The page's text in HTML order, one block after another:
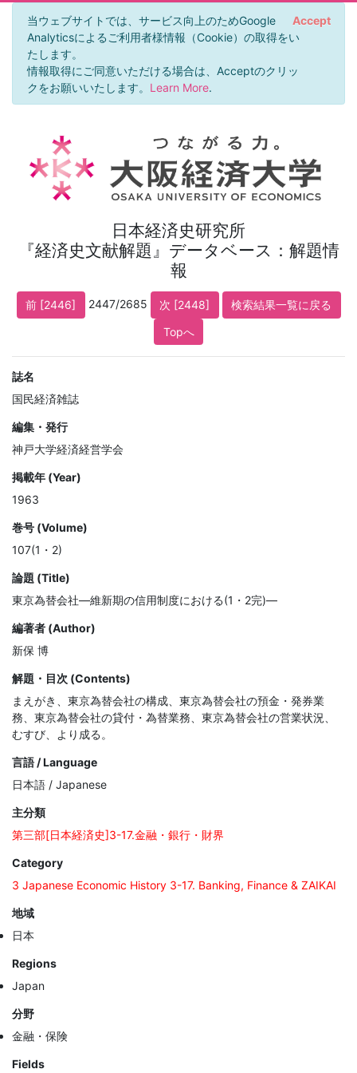
当ウェブサイトでは、サービス向上のためGoogle
Analyticsによるご利用者様情報（Cookie）の取得をい
たします。
情報取得にご同意いただける場合は、Acceptのクリッ
クをお願いいたします。 Learn More.
Accept
日本経済史研究所
『経済史文献解題』データベース：解題情
報
前 [2446] 2447/2685 次 [2448]
検索結果一覧に戻る
Topへ
誌名
国民経済雑誌
編集・発行
神戸大学経済経営学会
掲載年 (Year)
1963
巻号 (Volume)
107(1・2)
論題 (Title)
東京為替会社—維新期の信用制度における(1・2完)—
編著者 (Author)
新保 博
解題・目次 (Contents)
まえがき、東京為替会社の構成、東京為替会社の預金・発券業
務、東京為替会社の貸付・為替業務、東京為替会社の営業状況、
むすび、より成る。
言語 / Language
日本語 / Japanese
主分類
第三部[日本経済史]3-17.金融・銀行・財界
Category
3 Japanese Economic History 3-17. Banking, Finance & ZAIKAI
地域
日本
Regions
Japan
分野
金融・保険
Fields